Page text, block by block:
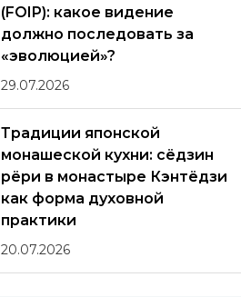
(FOIP): какое видение
должно последовать за
«эволюцией»?
29.07.2026
Традиции японской
монашеской кухни: сёдзин
рёри в монастыре Кэнтёдзи
как форма духовной
практики
20.07.2026